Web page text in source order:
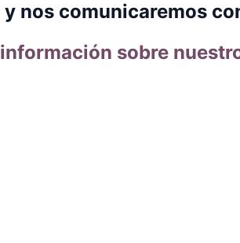
y nos comunicaremos
información sobre